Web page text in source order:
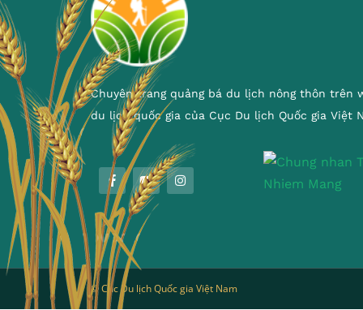
Chuyên trang quảng bá du lịch nông thôn trên
du lịch quốc gia của Cục Du lịch Quốc gia Việt
© Cục Du lịch Quốc gia Việt Nam